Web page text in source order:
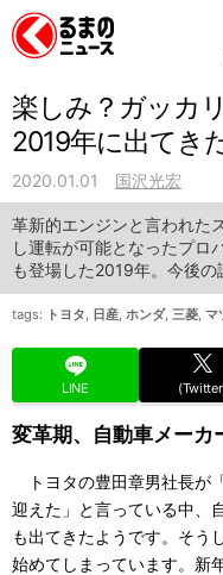
楽しみ？ガッカ
2019年に出てき
2020.01.01 国沢光宏
革新的エンジンと言われた
し運転が可能となったプロ
も登場した2019年。今後の
tags: トヨタ, 日産, ホンダ, 三菱, マ
LINE
変革期、自動車メー
トヨタの豊田章男社長が
迎えた」と言っている中、
も出てきたようです。そう
始めてしまっています。新